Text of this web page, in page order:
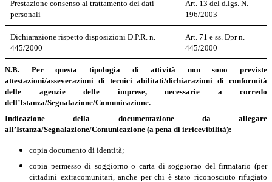
Prestazione consenso al trattamento dei dati
personali
Art. 13 del d.lgs. N.
196/2003
Dichiarazionerispetto disposizioni D.P.R. n.
445/2000
Art. 71 e ss. Dpr n.
445/2000
N.B. Per questa tipologia di attività non sono previste
attestazioni/asseverazioni di tecnici abilitati/dichiarazioni di conformità
delle agenzie delle imprese, necessarie a corredo
dell’Istanza/Segnalazione/Comunicazione.
Indicazione
della documentazione da allegare
all’Istanza/Segnalazione/Comunicazione (a pena di irricevibilità):
copia documento di identità;
copia permesso di soggiorno o carta di soggiorno del firmatario (per
cittadini extracomunitari, anche per chi è stato riconosciuto rifugiato